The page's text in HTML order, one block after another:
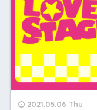
2021.05.06 Thu